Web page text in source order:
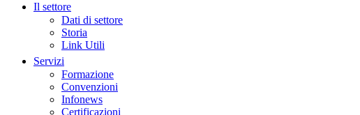
Il settore
Dati di settore
Storia
Link Utili
Servizi
Formazione
Convenzioni
Infonews
Certificazioni